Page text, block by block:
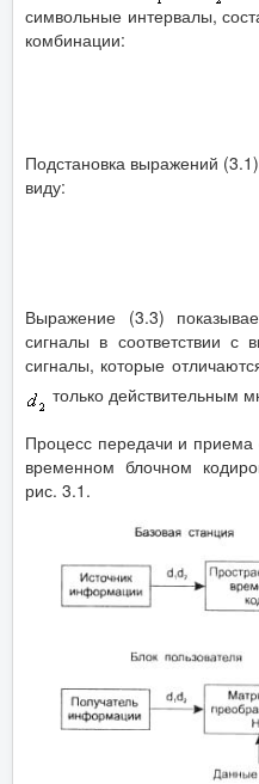
символьные интервалы,
комбинации:
Подстановка выражений
виду:
Выражение (3.3)
сигналы в соответствии
сигналы, которые
только действительным
Процесс передачи и приема
временном блочном
рис. 3.1.